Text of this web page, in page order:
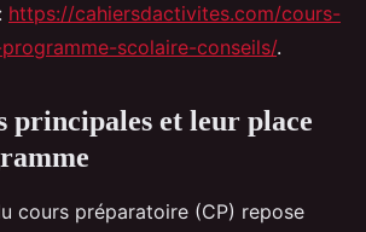
https://cahiersdactivites.com/cours-
scolaire-conseils/.
principales et leur place
cours préparatoire (CP) repose